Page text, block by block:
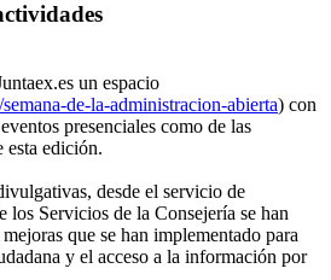
un espacio
de-la-administracion-abierta) con
presenciales como de las
esta edición.
desde el servicio de
los Servicios de la Consejería se han
que se han implementado para
y el acceso a la información por